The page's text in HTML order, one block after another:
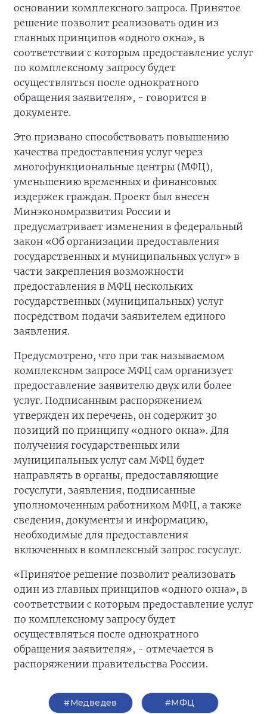
основании комплексного запроса. Принятое
решение позволит реализовать один из
главных принципов «одного окна», в
соответствии с которым предоставление услуг
по комплексному запросу будет
осуществляться после однократного
обращения заявителя», - говорится в
документе.
Это призвано способствовать повышению
качества предоставления услуг через
многофункциональные центры (МФЦ),
уменьшению временных и финансовых
издержек граждан. Проект был внесен
Минэкономразвития России и
предусматривает изменения в федеральный
закон «Об организации предоставления
государственных и муниципальных услуг» в
части закрепления возможности
предоставления в МФЦ нескольких
государственных (муниципальных) услуг
посредством подачи заявителем единого
заявления.
Предусмотрено, что при так называемом
комплексном запросе МФЦ сам организует
предоставление заявителю двух или более
услуг. Подписанным распоряжением
утвержден их перечень, он содержит 30
позиций по принципу «одного окна». Для
получения государственных или
муниципальных услуг сам МФЦ будет
направлять в органы, предоставляющие
госуслуги, заявления, подписанные
уполномоченным работником МФЦ, а также
сведения, документы и информацию,
необходимые для предоставления
включенных в комплексный запрос госуслуг.
«Принятое решение позволит реализовать
один из главных принципов «одного окна», в
соответствии с которым предоставление услуг
по комплексному запросу будет
осуществляться после однократного
обращения заявителя», - отмечается в
распоряжении правительства России.
#Медведев #МФЦ